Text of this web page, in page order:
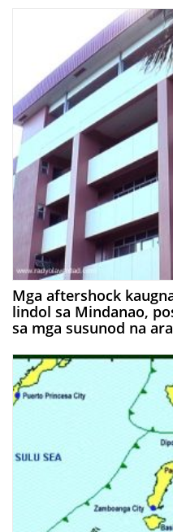
Mga aftershock
lindol sa Mindanao,
sa mga susunod na